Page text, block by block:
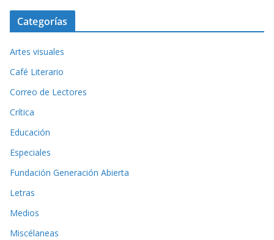
Categorías
Artes visuales
Café Literario
Correo de Lectores
Crítica
Educación
Especiales
Fundación Generación Abierta
Letras
Medios
Miscélaneas